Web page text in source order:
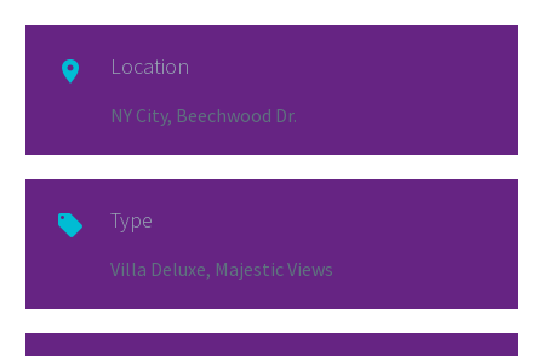
 Location
NY City, Beechwood Dr.
 Type
Villa Deluxe, Majestic Views